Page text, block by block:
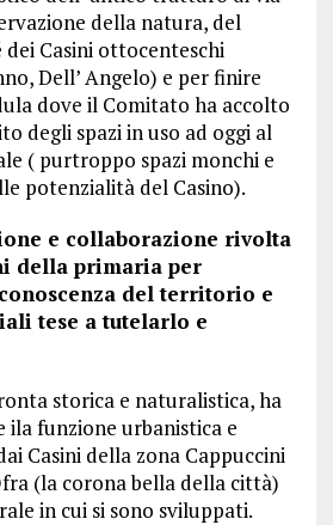
della natura, del
dei Casini ottocenteschi
Dell’ Angelo) e per finire
dove il Comitato ha accolto
degli spazi in uso ad oggi al
( purtroppo spazi monchi e
potenzialità del Casino).
e collaborazione rivolta
della primaria per
del territorio e
tese a tutelarlo e
storica e naturalistica, ha
funzione urbanistica e
Casini della zona Cappuccini
(la corona bella della città)
in cui si sono sviluppati.